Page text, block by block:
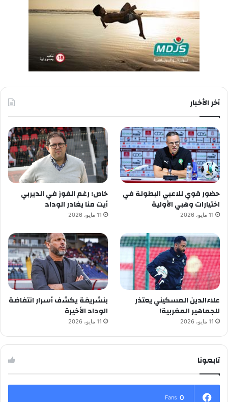
آخر الأخبار
حضور قوي للاعبي البطولة في
اختيارات وهبي الأولية
11 مايو، 2026
خاص: رغم الفوز في الديربي
أيت منا يغادر الوداد
11 مايو، 2026
علاءالدين المسكيني يعتذر
للجماهير المغربية!
11 مايو، 2026
بنشريفة يكشف أسرار انتفاضة
الوداد الأخيرة
11 مايو، 2026
تابعونا
0
Fans